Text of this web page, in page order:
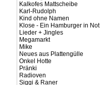
Kalkofes Mattscheibe
Karl-Rudolph
Kind ohne Namen
Klose - Ein Hamburger in Not
Lieder + Jingles
Megamarkt
Mike
Neues aus Plattengülle
Onkel Hotte
Pränki
Radioven
Siggi & Raner